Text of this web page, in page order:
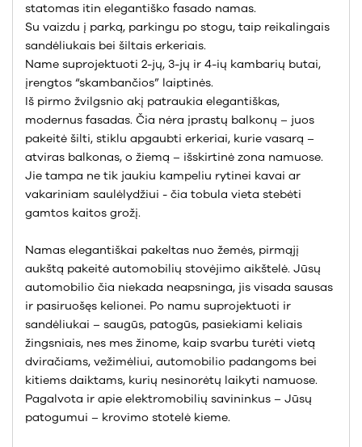
statomas itin elegantiško fasado namas.
Su vaizdu į parką, parkingu po stogu, taip reikalingais
sandėliukais bei šiltais erkeriais.
Name suprojektuoti 2-jų, 3-jų ir 4-ių kambarių butai,
įrengtos “skambančios” laiptinės.
Iš pirmo žvilgsnio akį patraukia elegantiškas,
modernus fasadas. Čia nėra įprastų balkonų – juos
pakeitė šilti, stiklu apgaubti erkeriai, kurie vasarą –
atviras balkonas, o žiemą – išskirtinė zona namuose.
Jie tampa ne tik jaukiu kampeliu rytinei kavai ar
vakariniam saulėlydžiui - čia tobula vieta stebėti
gamtos kaitos grožį.
Namas elegantiškai pakeltas nuo žemės, pirmąjį
aukštą pakeitė automobilių stovėjimo aikštelė. Jūsų
automobilio čia niekada neapsninga, jis visada sausas
ir pasiruošęs kelionei. Po namu suprojektuoti ir
sandėliukai – saugūs, patogūs, pasiekiami keliais
žingsniais, nes mes žinome, kaip svarbu turėti vietą
dviračiams, vežimėliui, automobilio padangoms bei
kitiems daiktams, kurių nesinorėtų laikyti namuose.
Pagalvota ir apie elektromobilių savininkus – Jūsų
patogumui – krovimo stotelė kieme.